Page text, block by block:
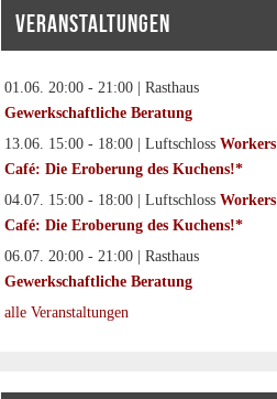
VERANSTALTUNGEN
01.06. 20:00 - 21:00 | Rasthaus
Gewerkschaftliche Beratung
13.06. 15:00 - 18:00 | LuftschlossWorkers
Café: Die Eroberung des Kuchens!*
04.07. 15:00 - 18:00 | LuftschlossWorkers
Café: Die Eroberung des Kuchens!*
06.07. 20:00 - 21:00 | Rasthaus
Gewerkschaftliche Beratung
alle Veranstaltungen